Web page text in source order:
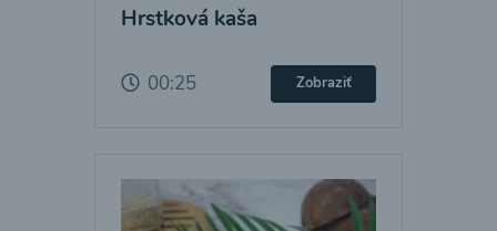
Hrstková kaša
00:25 Zobraziť